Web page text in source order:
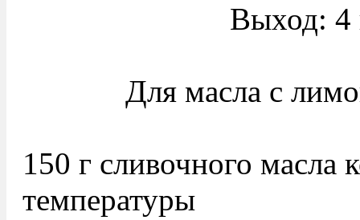
Выход: 4
Для масла с
150 г сливочного масла
температуры